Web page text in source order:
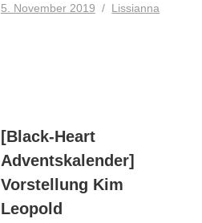
5. November 2019 Lissianna
[Black-Heart
Adventskalender]
Vorstellung Kim
Leopold